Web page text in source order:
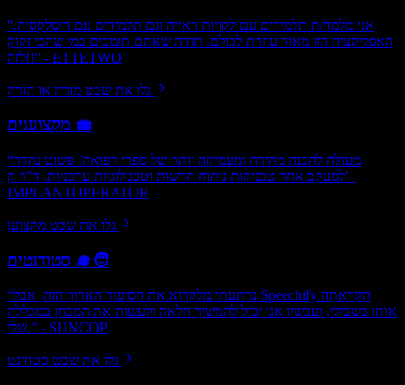
"אני מלמד/ת תלמידים עם לקויות ראייה וגם תלמידים עם דיסלקסיה.
האפליקציה הזו מאוד עוזרת לכולם. תודה שאתם תומכים במי שהכי זקוק
לזה!!" - ETTETWO
גלו את שבט מורה או הורה
מקצוענים 💼
“מעולה להבנה מהירה ומעמיקה יותר של ספרי רפואה! פשוט נהדר
למעקב אחר טכניקות ניתוח חדשות וטכנולוגיות עדכניות. ד"ר ק' -
IMPLANTOPERATOR
גלו את שבט מקצוען
סטודנטים 🧑‍🎓
“נרתעתי מלקרוא את הסיפור הארוך הזה, אבל Speechify הקראתַה
אותו בשבילי, ועכשיו אני יכול להמשיך הלאה ולעשות את המבחן במכללה
שלי.” - SUNCOP
גלו את שבט סטודנט